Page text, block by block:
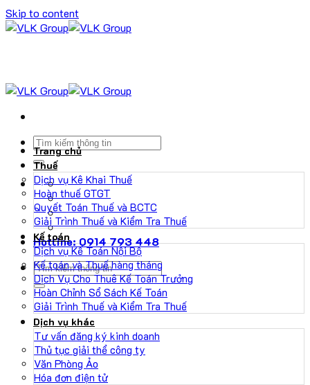
Skip to content
Hotline: 0914 793 448
Trang chủ
Thuế
Dịch vụ Kê Khai Thuế
Hoàn thuế GTGT
Quyết Toán Thuế và BCTC
Giải Trình Thuế và Kiểm Tra Thuế
Kế toán
Dịch vụ Kế Toán Nội Bộ
Kế toán và Thuế hàng tháng
Dịch Vụ Cho Thuê Kế Toán Trưởng
Hoàn Chỉnh Sổ Sách Kế Toán
Giải Trình Thuế và Kiểm Tra Thuế
Dịch vụ khác
Tư vấn đăng ký kinh doanh
Thủ tục giải thể công ty
Văn Phòng Ảo
Hóa đơn điện tử